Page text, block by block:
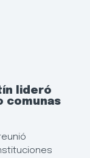
lideró
comunas